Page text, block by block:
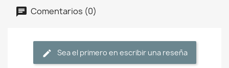
Comentarios (0)
Sea el primero en escribir una reseña